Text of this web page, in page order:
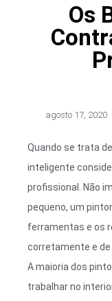
Os
agosto 17, 2020
Quando se trata
inteligente
profissional. Não
pequeno, um
ferramentas e os
corretamente e
A maioria dos
trabalhar no